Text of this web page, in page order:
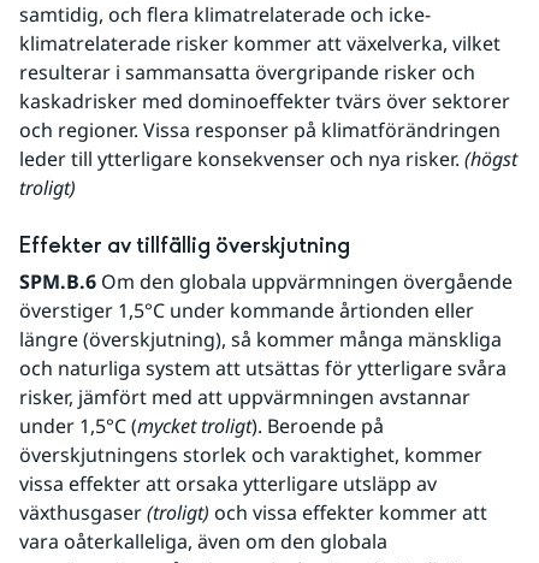
samtidig, och flera klimatrelaterade och icke-
klimatrelaterade risker kommer att växelverka, vilket
resulterar i sammansatta övergripande risker och
kaskadrisker med dominoeffekter tvärs över sektorer
och regioner. Vissa responser på klimatförändringen
leder till ytterligare konsekvenser och nya risker. (högst
troligt)
Effekter av tillfällig överskjutning
SPM.B.6 Om den globala uppvärmningen övergående
överstiger 1,5°C under kommande årtionden eller
längre (överskjutning), så kommer många mänskliga
och naturliga system att utsättas för ytterligare svåra
risker, jämfört med att uppvärmningen avstannar
under 1,5°C (mycket troligt). Beroende på
överskjutningens storlek och varaktighet, kommer
vissa effekter att orsaka ytterligare utsläpp av
växthusgaser (troligt) och vissa effekter kommer att
vara oåterkalleliga, även om den globala